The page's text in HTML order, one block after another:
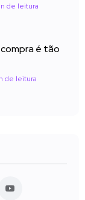
de leitura
é tão
de leitura